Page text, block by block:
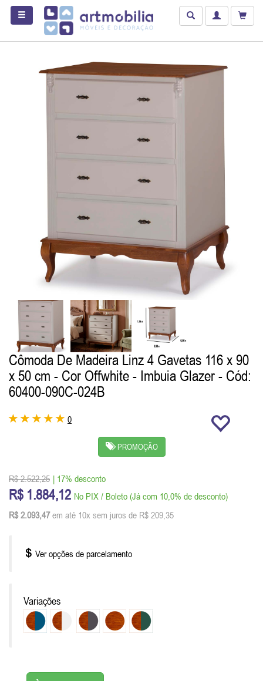
Cômoda De Madeira Linz 4 Gavetas 116 x 90
x 50 cm - Cor Offwhite - Imbuia Glazer - Cód:
60400-090C-024B
0
PROMOÇÃO
R$ 2.522,25 | 17% desconto
R$ 1.884,12 No PIX / Boleto (Já com 10,0% de desconto)
R$ 2.093,47 em até 10x sem juros de R$ 209,35
Ver opções de parcelamento
Variações